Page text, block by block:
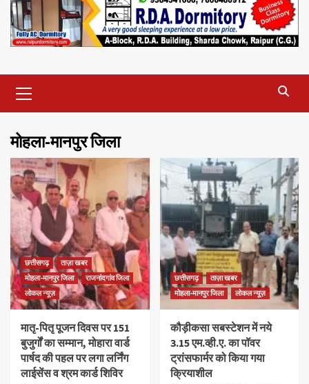
Menu
मोहला-मानपुर जिला
छत्तीसगढ़
ताज़ा खबर
मोहला-मानपुर जिला
राजनांदगांव जिला
लोकल न्यूज़
मातृ-पितृ पूजन दिवस पर 151
बुजुर्गों का सम्मान, मोहारा वार्ड
पार्षद की पहल पर लगा लर्निंग
लाईसेंस व श्रम कार्ड शिविर
छत्तीसगढ़
ताज़ा खबर
मोहला-मानपुर जिला
लोकल न्यूज़
कौड़ीकसा सबस्टेशन में नये
3.15 एम.व्ही.ए. का पॉवर
ट्रांसफार्मर को किया गया
क्रियाशील